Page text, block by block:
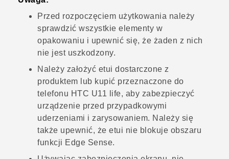
Przed rozpoczęciem użytkowania należy
sprawdzić wszystkie elementy w
opakowaniu i upewnić się, że żaden z nich
nie jest uszkodzony.
Należy założyć etui dostarczone z
produktem lub kupić przeznaczone do
telefonu HTC U11 life, aby zabezpieczyć
urządzenie przed przypadkowymi
uderzeniami i zarysowaniem. Należy się
także upewnić, że etui nie blokuje obszaru
funkcji Edge Sense.